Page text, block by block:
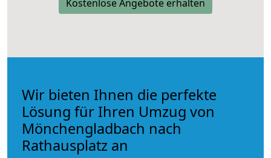
Kostenlose Angebote erhalten
Wir bieten Ihnen die perfekte
Lösung für Ihren Umzug von
Mönchengladbach nach
Rathausplatz an